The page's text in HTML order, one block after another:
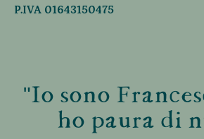
P.IVA 01643150475
"Io sono
ho paura di